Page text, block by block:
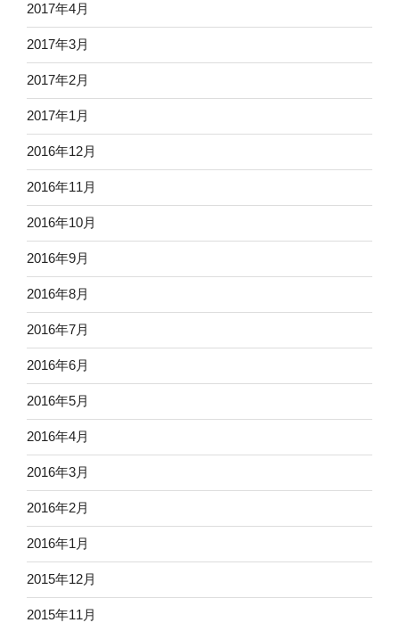
2017年4月
2017年3月
2017年2月
2017年1月
2016年12月
2016年11月
2016年10月
2016年9月
2016年8月
2016年7月
2016年6月
2016年5月
2016年4月
2016年3月
2016年2月
2016年1月
2015年12月
2015年11月